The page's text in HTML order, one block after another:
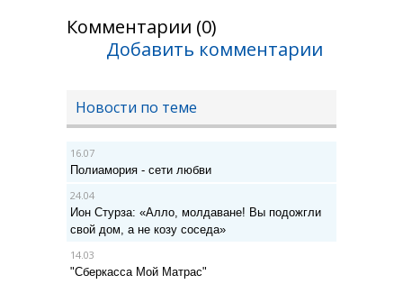
Комментарии (0)
Добавить комментарии
Новости по теме
16.07
Полиамория - сети любви
24.04
Ион Стурза: «Алло, молдаване! Вы подожгли
свой дом, а не козу соседа»
14.03
"Сберкасса Мой Матрас"